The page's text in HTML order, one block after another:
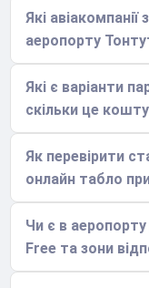
Які
аеропорту
Які є варіанти
скільки це
Як перевірити
онлайн табло
Чи є в
Free та зони